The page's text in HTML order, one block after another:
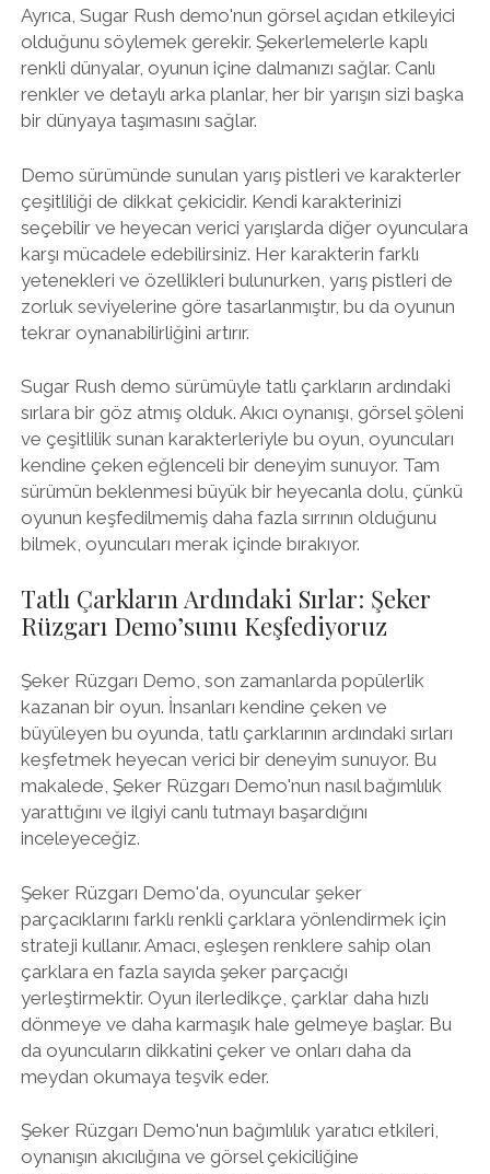
Ayrıca, Sugar Rush demo'nun görsel açıdan etkileyici
olduğunu söylemek gerekir. Şekerlemelerle kaplı
renkli dünyalar, oyunun içine dalmanızı sağlar. Canlı
renkler ve detaylı arka planlar, her bir yarışın sizi başka
bir dünyaya taşımasını sağlar.
Demo sürümünde sunulan yarış pistleri ve karakterler
çeşitliliği de dikkat çekicidir. Kendi karakterinizi
seçebilir ve heyecan verici yarışlarda diğer oyunculara
karşı mücadele edebilirsiniz. Her karakterin farklı
yetenekleri ve özellikleri bulunurken, yarış pistleri de
zorluk seviyelerine göre tasarlanmıştır, bu da oyunun
tekrar oynanabilirliğini artırır.
Sugar Rush demo sürümüyle tatlı çarkların ardındaki
sırlara bir göz atmış olduk. Akıcı oynanışı, görsel şöleni
ve çeşitlilik sunan karakterleriyle bu oyun, oyuncuları
kendine çeken eğlenceli bir deneyim sunuyor. Tam
sürümün beklenmesi büyük bir heyecanla dolu, çünkü
oyunun keşfedilmemiş daha fazla sırrının olduğunu
bilmek, oyuncuları merak içinde bırakıyor.
Tatlı Çarkların Ardındaki Sırlar: Şeker
Rüzgarı Demo’sunu Keşfediyoruz
Şeker Rüzgarı Demo, son zamanlarda popülerlik
kazanan bir oyun. İnsanları kendine çeken ve
büyüleyen bu oyunda, tatlı çarklarının ardındaki sırları
keşfetmek heyecan verici bir deneyim sunuyor. Bu
makalede, Şeker Rüzgarı Demo'nun nasıl bağımlılık
yarattığını ve ilgiyi canlı tutmayı başardığını
inceleyeceğiz.
Şeker Rüzgarı Demo'da, oyuncular şeker
parçacıklarını farklı renkli çarklara yönlendirmek için
strateji kullanır. Amacı, eşleşen renklere sahip olan
çarklara en fazla sayıda şeker parçacığı
yerleştirmektir. Oyun ilerledikçe, çarklar daha hızlı
dönmeye ve daha karmaşık hale gelmeye başlar. Bu
da oyuncuların dikkatini çeker ve onları daha da
meydan okumaya teşvik eder.
Şeker Rüzgarı Demo'nun bağımlılık yaratıcı etkileri,
oynanışın akıcılığına ve görsel çekiciliğine